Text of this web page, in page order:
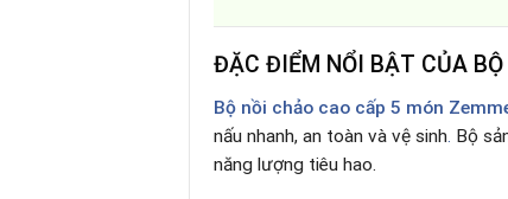
ĐẶC ĐIỂM NỔI BẬT CỦA BỘ
Bộ nồi chảo cao cấp 5 món
nấu nhanh, an toàn và vệ sinh. Bộ
năng lượng tiêu hao.